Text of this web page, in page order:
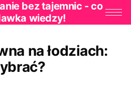
bez tajemnic - co
wiedzy!
na łodziach: